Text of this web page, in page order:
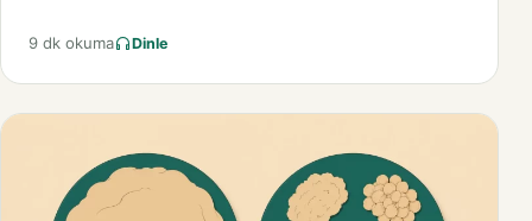
9 dk okuma Dinle